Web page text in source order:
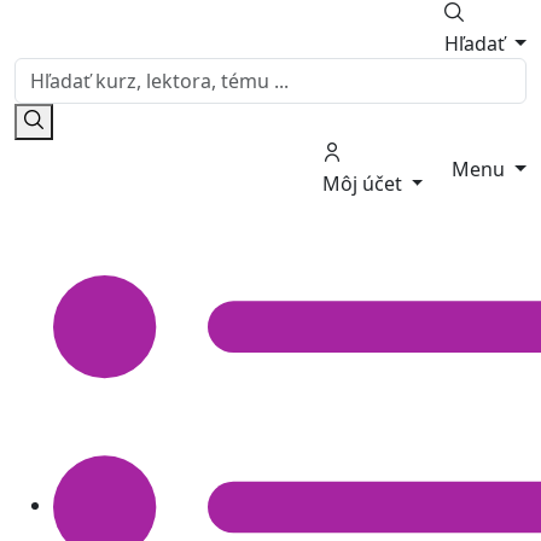
Hľadať
Môj účet
Menu